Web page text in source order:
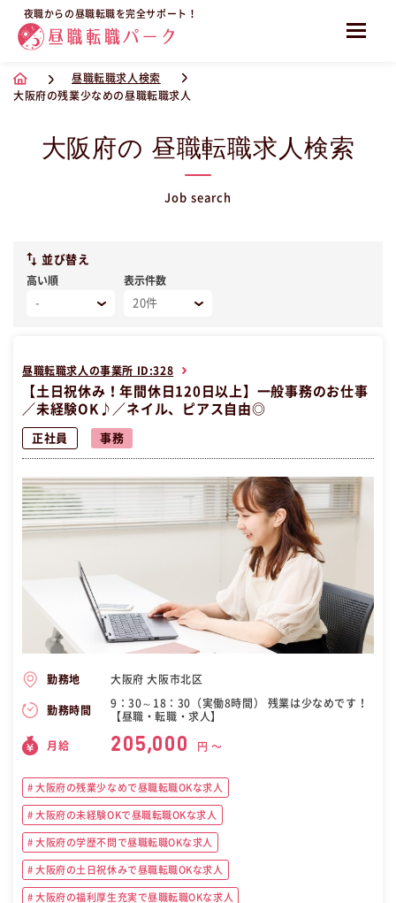
夜職からの昼職転職を完全サポート！
昼職転職求人検索
大阪府の残業少なめの昼職転職求人
大阪府の 昼職転職求人検索
Job search
並び替え
高い順 表示件数
昼職転職求人の事業所 ID:328
【土日祝休み！年間休日120日以上】一般事務のお仕事
／未経験OK♪／ネイル、ピアス自由◎
正社員 事務
勤務地 大阪府 大阪市北区
勤務時間
9：30～18：30（実働8時間） 残業は少なめです！
【昼職・転職・求人】
月給 205,000 円 〜
大阪府の残業少なめで昼職転職OKな求人
大阪府の未経験OKで昼職転職OKな求人
大阪府の学歴不問で昼職転職OKな求人
大阪府の土日祝休みで昼職転職OKな求人
大阪府の福利厚生充実で昼職転職OKな求人